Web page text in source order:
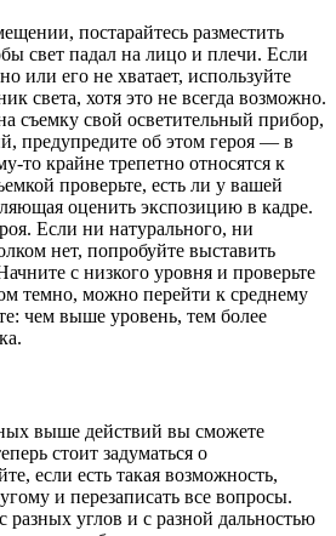
постарайтесь разместить
свет падал на лицо и плечи. Если
или его не хватает, используйте
света, хотя это не всегда возможно.
съемку свой осветительный прибор,
предупредите об этом героя — в
то крайне трепетно относятся к
проверьте, есть ли у вашей
оценить экспозицию в кадре.
Если ни натурального, ни
нет, попробуйте выставить
с низкого уровня и проверьте
темно, можно перейти к среднему
чем выше уровень, тем более
выше действий вы сможете
стоит задуматься о
если есть такая возможность,
и перезаписать все вопросы.
разных углов и с разной дальностью